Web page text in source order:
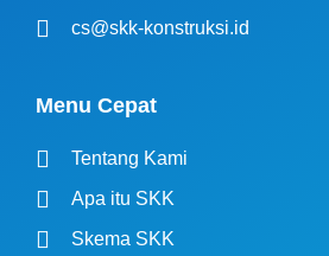
cs@skk-konstruksi.id
Menu Cepat
Tentang Kami
Apa itu SKK
Skema SKK